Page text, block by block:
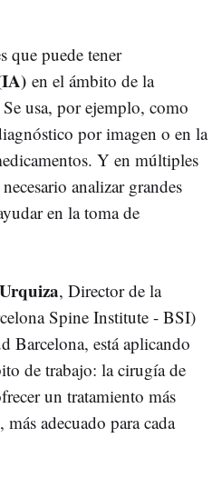
que puede tener
en el ámbito de la
usa, por ejemplo, como
por imagen o en la
Y en múltiples
analizar grandes
en la toma de
, Director de la
Spine Institute - BSI)
Barcelona, está aplicando
de trabajo: la cirugía de
un tratamiento más
adecuado para cada